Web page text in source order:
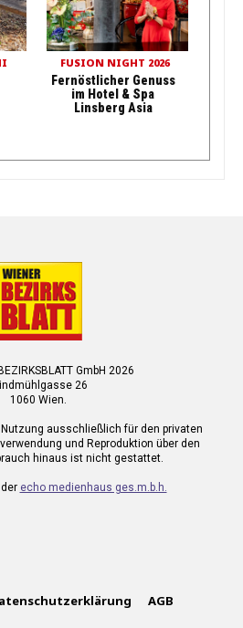
FUSION NIGHT 2026
Fernöstlicher Genuss
im Hotel & Spa
Linsberg Asia
GmbH 2026
26
1060 Wien.
ausschließlich für den privaten
und Reproduktion über den
hinaus ist nicht gestattet.
echo medienhaus ges.m.b.h.
AGB